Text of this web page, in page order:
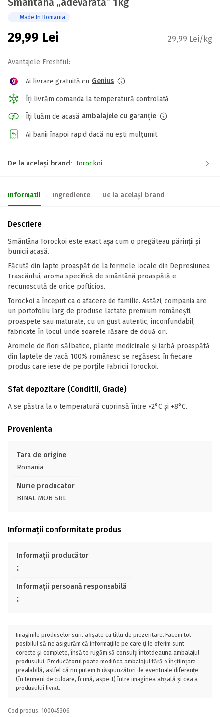
Smântână „adevărată” 1kg
Made In Romania
29,99 Lei 29,99 Lei/kg
Avantajele Freshful:
Ai livrare gratuită cu Genius
Îți livrăm comanda la temperatură controlată
Îți luăm de acasă ambalajele cu garanție
Ai banii înapoi rapid dacă nu ești mulțumit
De la același brand: Torockoi
Informatii Ingrediente De la același brand
Descriere
Smântâna Torockoi este exact așa cum o pregăteau părinții și
bunicii acasă.
Făcută din lapte proaspăt de la fermele locale din Depresiunea
Trascăului, aroma specifică de smântână proaspătă e
recunoscută de orice pofticios.
Torockoi a început ca o afacere de familie. Astăzi, compania are
un portofoliu larg de produse lactate premium românești,
proaspete sau maturate, cu un gust autentic, inconfundabil,
fabricate în locul unde soarele răsare de două ori.
Aromele de flori sălbatice, plante medicinale și iarbă proaspătă
din laptele de vacă 100% românesc se regăsesc în fiecare
produs care iese de pe porțile Fabricii Torockoi.
Sfat depozitare (Conditii, Grade)
A se păstra la o temperatură cuprinsă între +2°C și +8°C.
Provenienta
Tara de origine
Romania
Nume producator
BINAL MOB SRL
Informații conformitate produs
Informații producător
;;
Informații persoană responsabilă
;;
Imaginile produselor sunt afișate cu titlu de prezentare. Facem tot
posibilul să ne asigurăm că informațiile pe care ți le oferim sunt
corecte și complete, însă te rugăm să consulți întotdeauna ambalajul
produsului. Producătorul poate modifica ambalajul fără o înștiințare
prealabilă, astfel că nu putem fi răspunzători de eventuale diferențe
(în termeni de culoare, formă, aspect) între imaginea afișată și cea a
produsului livrat.
Cod produs: 100045306